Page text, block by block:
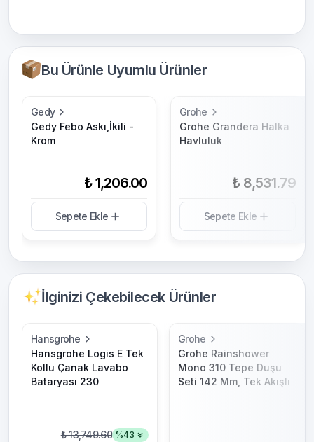
Bu Ürünle Uyumlu Ürünler
Gedy
Gedy Febo Askı,İkili -
Krom
₺ 1,206.00
Sepete Ekle
Grohe
Grohe Grandera Halka
Havluluk
₺ 8,531.79
Sepete Ekle
İlginizi Çekebilecek Ürünler
Hansgrohe
Hansgrohe Logis E Tek
Kollu Çanak Lavabo
Bataryası 230
₺ 13,749.60 %43
Grohe
Grohe Rainshower
Mono 310 Tepe Duşu
Seti 142 Mm, Tek Akışlı